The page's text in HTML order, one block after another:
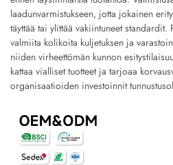
laadunvarmistukseen, jotta jokainen
täyttää tai ylittää vakiintuneet standardit.
valmiita kolikoita kuljetuksen ja
niiden virheettömän kunnon
kattaa vialliset tuotteet ja tarjoaa
organisaatioiden investoinnit